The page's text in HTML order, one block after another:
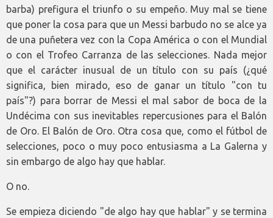
barba) prefigura el triunfo o su empeño. Muy mal se tiene
que poner la cosa para que un Messi barbudo no se alce ya
de una puñetera vez con la Copa América o con el Mundial
o con el Trofeo Carranza de las selecciones. Nada mejor
que el carácter inusual de un título con su país (¿qué
significa, bien mirado, eso de ganar un título "con tu
país"?) para borrar de Messi el mal sabor de boca de la
Undécima con sus inevitables repercusiones para el Balón
de Oro. El Balón de Oro. Otra cosa que, como el fútbol de
selecciones, poco o muy poco entusiasma a La Galerna y
sin embargo de algo hay que hablar.
O no.
Se empieza diciendo "de algo hay que hablar" y se termina